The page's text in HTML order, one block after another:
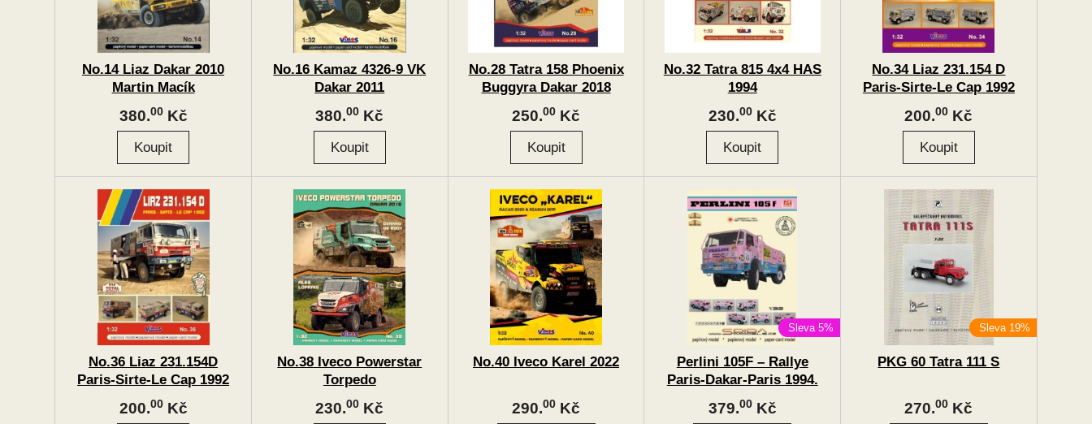
No.14 Liaz Dakar 2010
Martin Macík
380.00Kč
No.16 Kamaz 4326-9 VK
Dakar 2011
380.00 Kč
No.28 Tatra 158 Phoenix
Buggyra Dakar 2018
250.00 Kč
No.32 Tatra 815 4x4 HAS
1994
230.00Kč
No.34 Liaz 231.154 D
Paris-Sirte-Le Cap 1992
200.00 Kč
No.36 Liaz 231.154D
Paris-Sirte-Le Cap 1992
200.00Kč
No.38 Iveco Powerstar
Torpedo
230.00 Kč
No.40 Iveco Karel 2022
290.00 Kč
Sleva 5%
Perlini 105F – Rallye
Paris-Dakar-Paris 1994.
379.00Kč
Sleva 19%
PKG 60 Tatra 111 S
270.00 Kč